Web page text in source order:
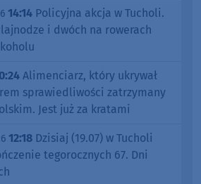
14:14 Policyjna akcja w Tucholi.
i dwóch na rowerach
Alimenciarz, który ukrywał
sprawiedliwości zatrzymany
Jest już za kratami
12:18 Dzisiaj (19.07) w Tucholi
tegorocznych 67. Dni